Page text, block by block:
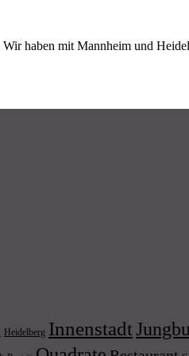
haben mit Mannheim und
Heidelberg Innenstadt